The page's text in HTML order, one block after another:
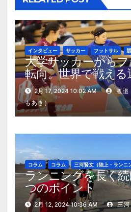
インタビュー サッカー フットサル
大学サッカーから
転向。世界で戦える
す、松木里緒選手の
2月 17, 2024 10:02 AM
渡邉
もあき）
コラム コラム 三河賢文（陸上・ランニ
ランニングを長く
つのポイント
2月 12, 2024 10:36 AM
三